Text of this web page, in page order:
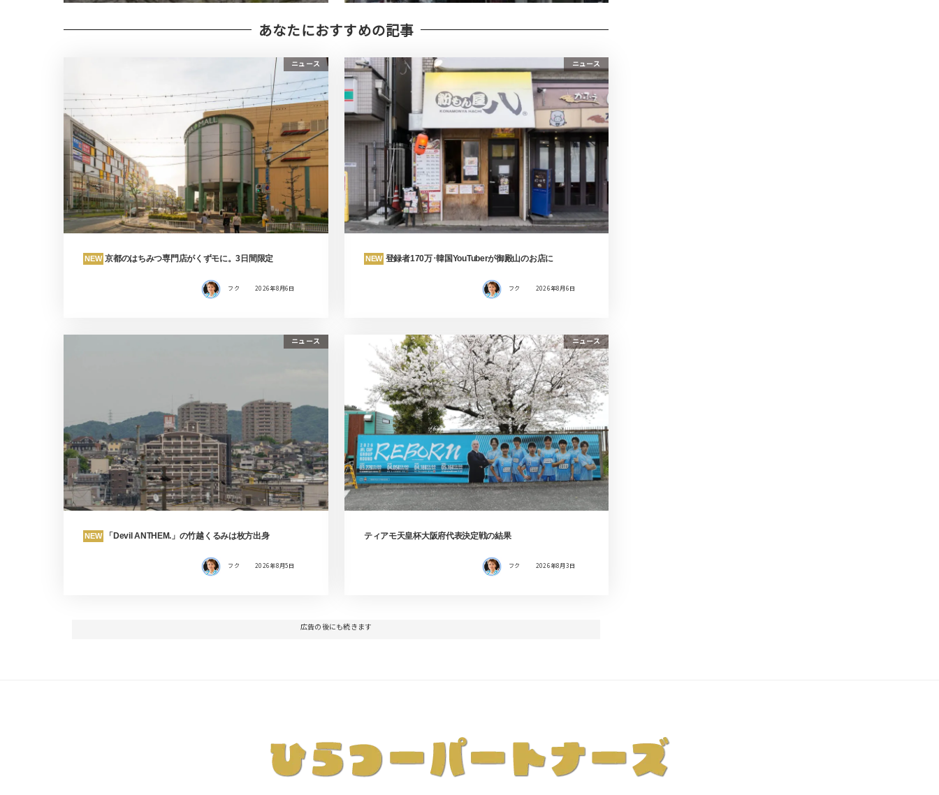
あなたにおすすめの記事
ニュース
NEW 京都のはちみつ専門店がくずモに。3日間限定
フク 2026年8月6日
ニュース
NEW 登録者170万･韓国YouTuberが御殿山のお店に
フク 2026年8月6日
ニュース
NEW 「Devil ANTHEM.」の竹越くるみは枚方出身
フク 2026年8月5日
ニュース
ティアモ天皇杯大阪府代表決定戦の結果
フク 2026年8月3日
広告の後にも続きます